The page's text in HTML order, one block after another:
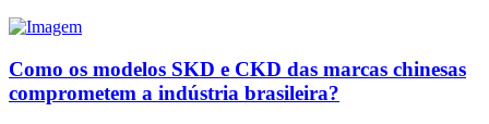
Como os modelos SKD e CKD das marcas chinesas
comprometem a indústria brasileira?